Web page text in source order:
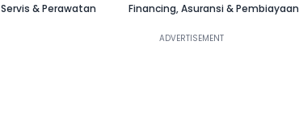
Servis & Perawatan Financing, Asuransi & Pembiayaan